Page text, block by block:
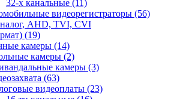
32-х канальные (11)
видеорегистраторы (56)
AHD, TVI, CVI
(19)
камеры (14)
камеры (2)
камеры (3)
(63)
видеоплаты (23)